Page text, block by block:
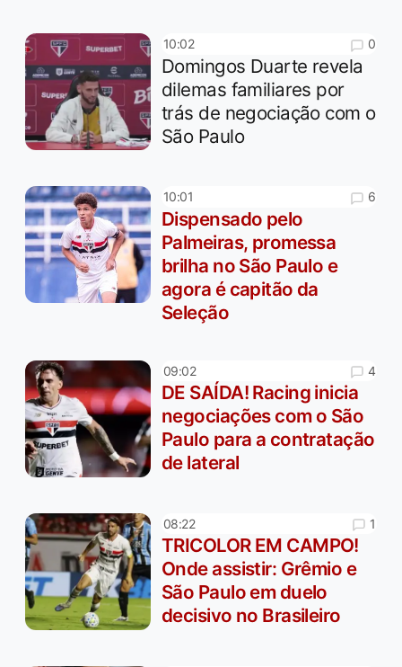
10:02 0
Domingos Duarte revela
dilemas familiares por
trás de negociação com o
São Paulo
10:01 6
Dispensado pelo
Palmeiras, promessa
brilha no São Paulo e
agora é capitão da
Seleção
09:02 4
DE SAÍDA! Racing inicia
negociações com o São
Paulo para a contratação
de lateral
08:22 1
TRICOLOR EM CAMPO!
Onde assistir: Grêmio e
São Paulo em duelo
decisivo no Brasileiro